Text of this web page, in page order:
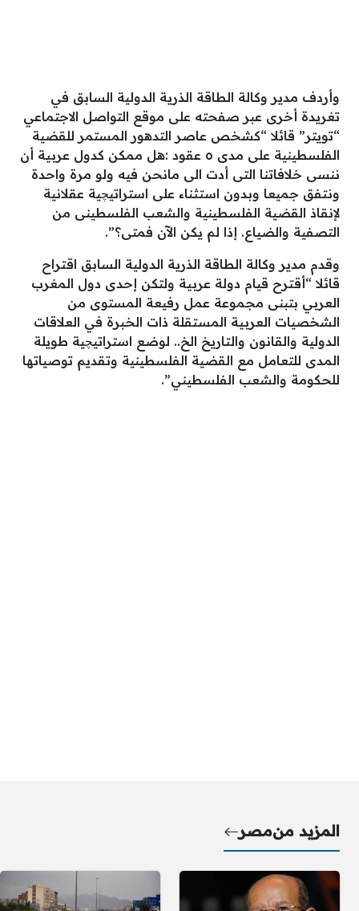
وأردف مدير وكالة الطاقة الذرية الدولية السابق في
تغريدة أخرى عبر صفحته على موقع التواصل الاجتماعي
“تويتر” قائلا “كشخص عاصر التدهور المستمر للقضية
الفلسطينية على مدى ٥ عقود :هل ممكن كدول عربية أن
ننسى خلافاتنا التى أدت الى مانحن فيه ولو مرة واحدة
ونتفق جميعا وبدون استثناء على استراتيچية عقلانية
لإنقاذ القضية الفلسطينية والشعب الفلسطينى من
التصفية والضياع. إذا لم يكن الآن فمتى؟”.
وقدم مدير وكالة الطاقة الذرية الدولية السابق اقتراح
قائلا “أقترح قيام دولة عربية ولتكن إحدى دول المغرب
العربي بتبنى مجموعة عمل رفيعة المستوى من
الشخصيات العربية المستقلة ذات الخبرة في العلاقات
الدولية والقانون والتاريخ الخ.. لوضع استراتيچية طويلة
المدى للتعامل مع القضية الفلسطينية وتقديم توصياتها
للحكومة والشعب الفلسطيني”.
المزيد منمصر